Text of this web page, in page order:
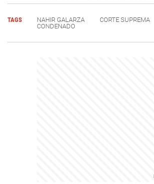
TAGS NAHIR GALARZA CORTE SUPREMA
CONDENADO